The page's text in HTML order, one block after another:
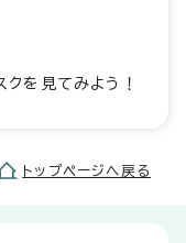
を見てみよう！
トップページへ戻る